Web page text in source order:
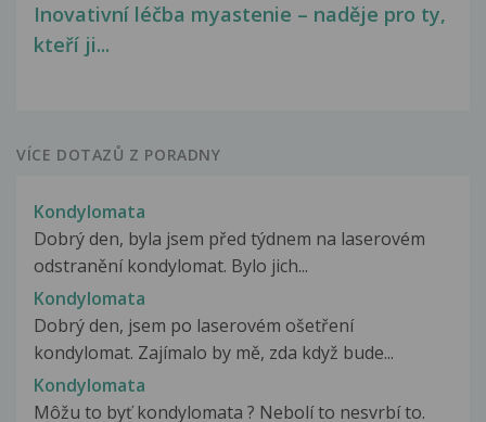
Inovativní léčba myastenie – naděje pro ty,
kteří ji...
VÍCE DOTAZŮ Z PORADNY
Kondylomata
Dobrý den, byla jsem před týdnem na laserovém
odstranění kondylomat. Bylo jich...
Kondylomata
Dobrý den, jsem po laserovém ošetření
kondylomat. Zajímalo by mě, zda když bude...
Kondylomata
Môžu to byť kondylomata ? Nebolí to nesvrbí to.